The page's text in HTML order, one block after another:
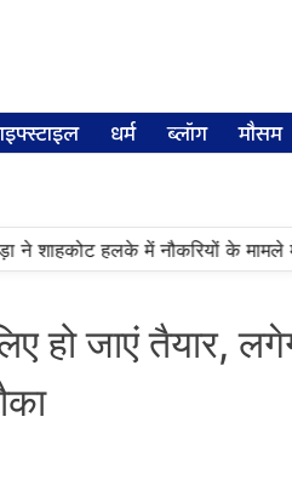
धर्म ब्लॉग मौसम
हलके में नौकरियों के मामले में
हो जाएं तैयार,